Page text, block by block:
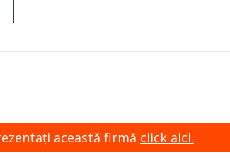
această firmă click aici.